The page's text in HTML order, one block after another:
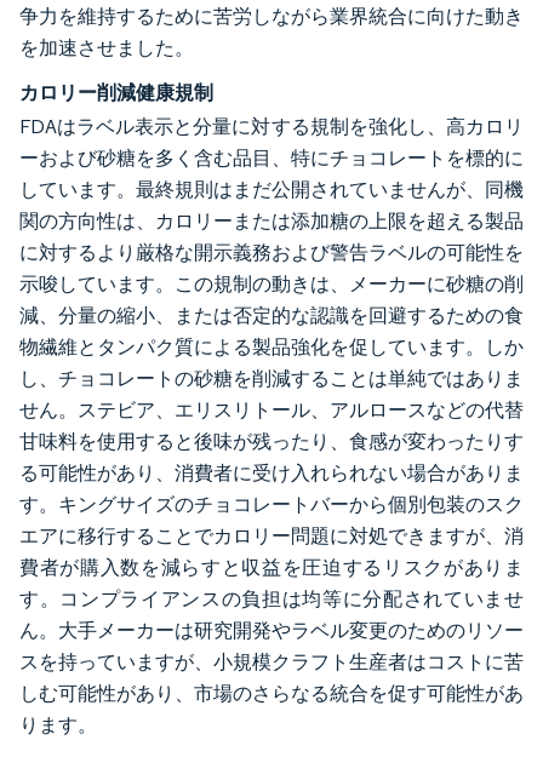
争力を維持するために苦労しながら業界統合に向けた動き
を加速させました。
カロリー削減健康規制
FDAはラベル表示と分量に対する規制を強化し、高カロリ
ーおよび砂糖を多く含む品目、特にチョコレートを標的に
しています。最終規則はまだ公開されていませんが、同機
関の方向性は、カロリーまたは添加糖の上限を超える製品
に対するより厳格な開示義務および警告ラベルの可能性を
示唆しています。この規制の動きは、メーカーに砂糖の削
減、分量の縮小、または否定的な認識を回避するための食
物繊維とタンパク質による製品強化を促しています。しか
し、チョコレートの砂糖を削減することは単純ではありま
せん。ステビア、エリスリトール、アルロースなどの代替
甘味料を使用すると後味が残ったり、食感が変わったりす
る可能性があり、消費者に受け入れられない場合がありま
す。キングサイズのチョコレートバーから個別包装のスク
エアに移行することでカロリー問題に対処できますが、消
費者が購入数を減らすと収益を圧迫するリスクがありま
す。コンプライアンスの負担は均等に分配されていませ
ん。大手メーカーは研究開発やラベル変更のためのリソー
スを持っていますが、小規模クラフト生産者はコストに苦
しむ可能性があり、市場のさらなる統合を促す可能性があ
ります。